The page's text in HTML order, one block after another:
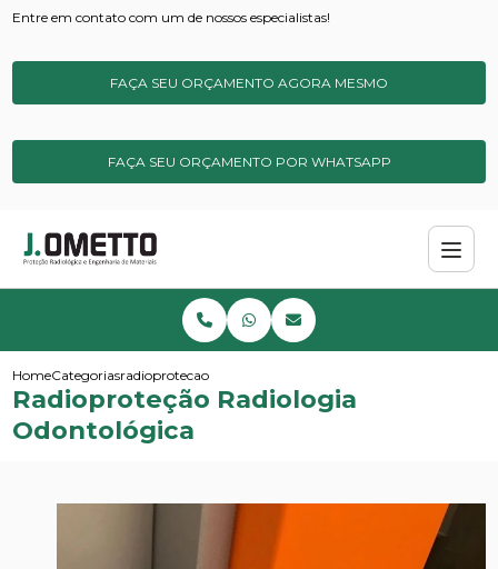
Entre em contato com um de nossos especialistas!
FAÇA SEU ORÇAMENTO AGORA MESMO
FAÇA SEU ORÇAMENTO POR WHATSAPP
HomeCategoriasradioprotecao radiologia odontologica
Radioproteção Radiologia
Odontológica